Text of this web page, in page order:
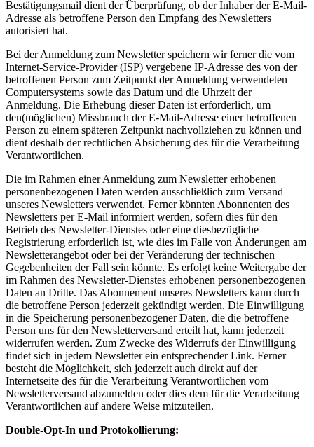
Bestätigungsmail dient der Überprüfung, ob der Inhaber der E-Mail-
Adresse als betroffene Person den Empfang des Newsletters
autorisiert hat.
Bei der Anmeldung zum Newsletter speichern wir ferner die vom
Internet-Service-Provider (ISP) vergebene IP-Adresse des von der
betroffenen Person zum Zeitpunkt der Anmeldung verwendeten
Computersystems sowie das Datum und die Uhrzeit der
Anmeldung. Die Erhebung dieser Daten ist erforderlich, um
den(möglichen) Missbrauch der E-Mail-Adresse einer betroffenen
Person zu einem späteren Zeitpunkt nachvollziehen zu können und
dient deshalb der rechtlichen Absicherung des für die Verarbeitung
Verantwortlichen.
Die im Rahmen einer Anmeldung zum Newsletter erhobenen
personenbezogenen Daten werden ausschließlich zum Versand
unseres Newsletters verwendet. Ferner könnten Abonnenten des
Newsletters per E-Mail informiert werden, sofern dies für den
Betrieb des Newsletter-Dienstes oder eine diesbezügliche
Registrierung erforderlich ist, wie dies im Falle von Änderungen am
Newsletterangebot oder bei der Veränderung der technischen
Gegebenheiten der Fall sein könnte. Es erfolgt keine Weitergabe der
im Rahmen des Newsletter-Dienstes erhobenen personenbezogenen
Daten an Dritte. Das Abonnement unseres Newsletters kann durch
die betroffene Person jederzeit gekündigt werden. Die Einwilligung
in die Speicherung personenbezogener Daten, die die betroffene
Person uns für den Newsletterversand erteilt hat, kann jederzeit
widerrufen werden. Zum Zwecke des Widerrufs der Einwilligung
findet sich in jedem Newsletter ein entsprechender Link. Ferner
besteht die Möglichkeit, sich jederzeit auch direkt auf der
Internetseite des für die Verarbeitung Verantwortlichen vom
Newsletterversand abzumelden oder dies dem für die Verarbeitung
Verantwortlichen auf andere Weise mitzuteilen.
Double-Opt-In und Protokollierung: